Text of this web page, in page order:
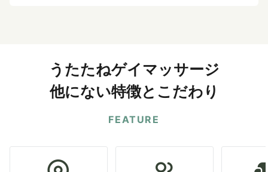
うたたねゲイマッサージ
他にない特徴とこだわり
FEATURE